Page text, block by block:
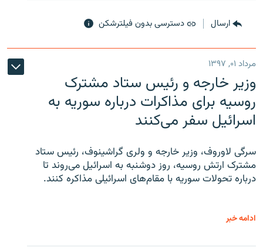
ارسال دسترسی بدون فیلترشکن
مرداد ۰۱, ۱۳۹۷
وزیر خارجه و رئیس‌ ستاد مشترک
روسیه برای مذاکرات درباره سوریه به
اسرائیل سفر می‌کنند
سرگی لاوروف، وزیر خارجه و ولری گراشینوف، رئیس ستاد
مشترک ارتش روسیه، روز دوشنبه به اسرائیل می‌روند تا
درباره تحولات سوریه با مقام‌های اسرائیلی مذاکره کنند.
ادامه خبر